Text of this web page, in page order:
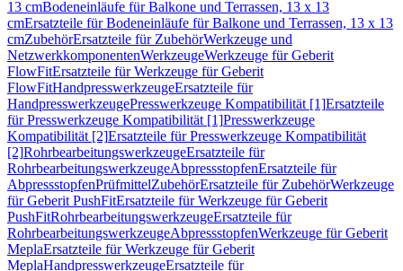
13 cmBodeneinläufe für Balkone und Terrassen, 13 x 13
cmErsatzteile für Bodeneinläufe für Balkone und Terrassen, 13 x 13
cmZubehörErsatzteile für ZubehörWerkzeuge und
NetzwerkkomponentenWerkzeugeWerkzeuge für Geberit
FlowFitErsatzteile für Werkzeuge für Geberit
FlowFitHandpresswerkzeugeErsatzteile für
HandpresswerkzeugePresswerkzeuge Kompatibilität [1]Ersatzteile
für Presswerkzeuge Kompatibilität [1]Presswerkzeuge
Kompatibilität [2]Ersatzteile für Presswerkzeuge Kompatibilität
[2]RohrbearbeitungswerkzeugeErsatzteile für
RohrbearbeitungswerkzeugeAbpressstopfenErsatzteile für
AbpressstopfenPrüfmittelZubehörErsatzteile für ZubehörWerkzeuge
für Geberit PushFitErsatzteile für Werkzeuge für Geberit
PushFitRohrbearbeitungswerkzeugeErsatzteile für
RohrbearbeitungswerkzeugeAbpressstopfenWerkzeuge für Geberit
MeplaErsatzteile für Werkzeuge für Geberit
MeplaHandpresswerkzeugeErsatzteile für